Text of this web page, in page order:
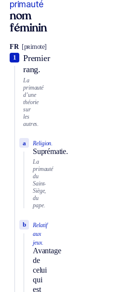
primauté
nom
féminin
FR [pʀimote]
Premier
rang.
1
La
primauté
d’une
théorie
sur
les
autres.
Religion.
Suprématie.
a
La
primauté
du
Saint-
Siège,
du
pape.
Relatif
aux
jeux.
Avantage
de
celui
qui
est
b